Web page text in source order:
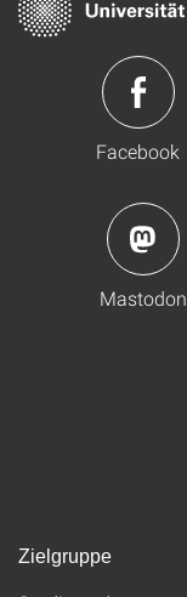
Facebook
Mastodon
Zielgruppe